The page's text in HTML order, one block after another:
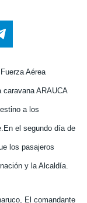
Aérea
caravana ARAUCA
a los
En el segundo día de
los pasajeros
y la Alcaldía.
El comandante